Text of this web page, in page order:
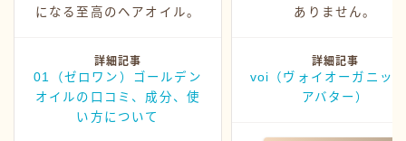
になる至高のヘアオイル。
詳細記事
01（ゼロワン）ゴールデン
オイルの口コミ、成分、使
い方について
ありません。
詳細記事
voi（ヴォイオーガニッ
アバター）